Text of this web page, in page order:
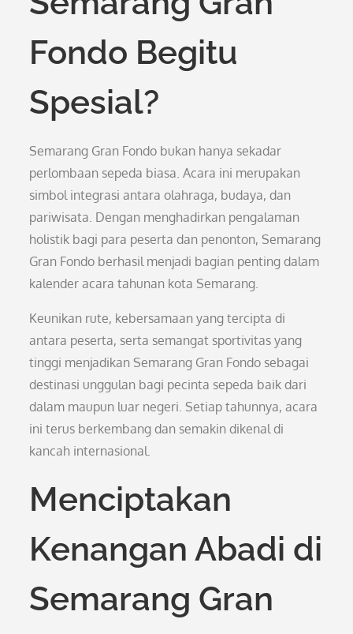
Fondo Begitu
Spesial?
Semarang Gran Fondo bukan hanya sekadar
perlombaan sepeda biasa. Acara ini merupakan
simbol integrasi antara olahraga, budaya, dan
pariwisata. Dengan menghadirkan pengalaman
holistik bagi para peserta dan penonton, Semarang
Gran Fondo berhasil menjadi bagian penting dalam
kalender acara tahunan kota Semarang.
Keunikan rute, kebersamaan yang tercipta di
antara peserta, serta semangat sportivitas yang
tinggi menjadikan Semarang Gran Fondo sebagai
destinasi unggulan bagi pecinta sepeda baik dari
dalam maupun luar negeri. Setiap tahunnya, acara
ini terus berkembang dan semakin dikenal di
kancah internasional.
Menciptakan
Kenangan Abadi di
Semarang Gran